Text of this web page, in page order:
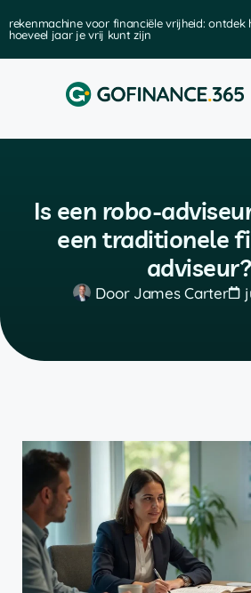
rekenmachine voor financiële vrijheid: ontdek
hoeveel jaar je vrij kunt zijn
Is een robo-
een traditionele
adviseur?
DoorJames Carter